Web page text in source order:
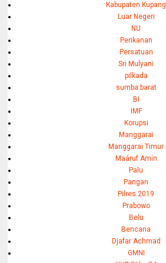
Kabupaten Kupang
Luar Negeri
NU
Perikanan
Persatuan
Sri Mulyani
pilkada
sumba barat
BI
IMF
Korupsi
Manggarai
Manggarai Timur
Maáruf Amin
Palu
Pangan
Pilres 2019
Prabowo
Belu
Bencana
Djafar Achmad
GMNI